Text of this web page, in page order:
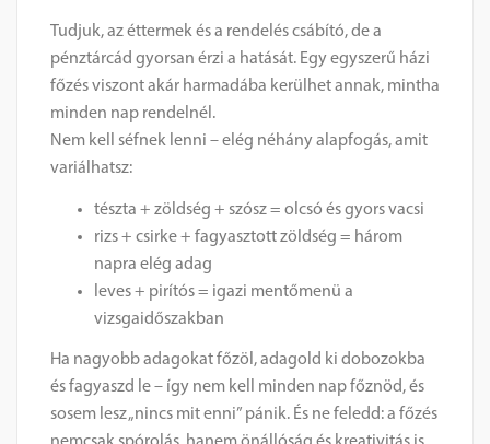
Tudjuk, az éttermek és a rendelés csábító, de a
pénztárcád gyorsan érzi a hatását. Egy egyszerű házi
főzés viszont akár harmadába kerülhet annak, mintha
minden nap rendelnél.
Nem kell séfnek lenni – elég néhány alapfogás, amit
variálhatsz:
tészta + zöldség + szósz = olcsó és gyors vacsi
rizs + csirke + fagyasztott zöldség = három
napra elég adag
leves + pirítós = igazi mentőmenü a
vizsgaidőszakban
Ha nagyobb adagokat főzöl, adagold ki dobozokba
és fagyaszd le – így nem kell minden nap főznöd, és
sosem lesz „nincs mit enni” pánik. És ne feledd: a főzés